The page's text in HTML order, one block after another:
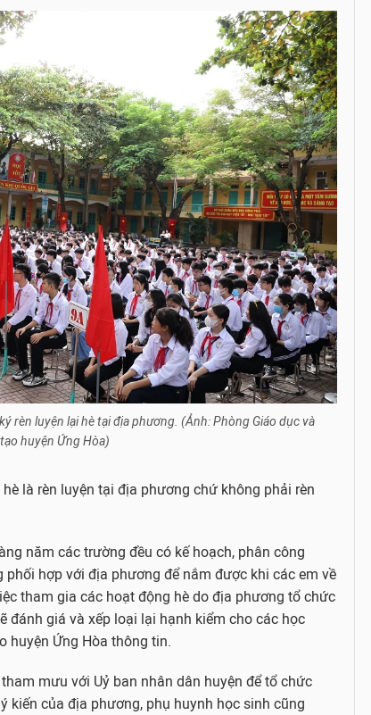
rèn luyện lại hè tại địa phương. (Ảnh: Phòng Giáo dục và
huyện Ứng Hòa)
là rèn luyện tại địa phương chứ không phải rèn
năm các trường đều có kế hoạch, phân công
hợp với địa phương để nắm được khi các em về
tham gia các hoạt động hè do địa phương tổ chức
đánh giá và xếp loại lại hạnh kiểm cho các học
huyện Ứng Hòa thông tin.
mưu với Uỷ ban nhân dân huyện để tổ chức
kiến của địa phương, phụ huynh học sinh cũng